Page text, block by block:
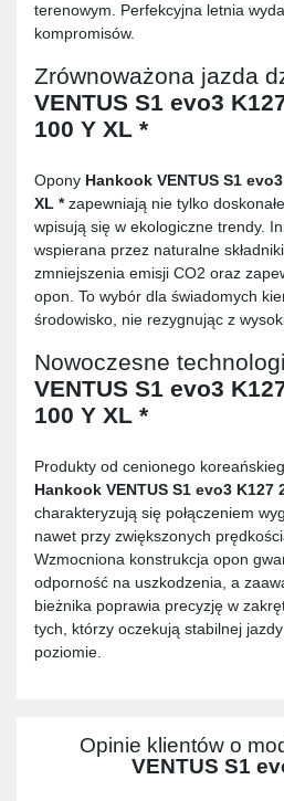
terenowym. Perfekcyjna letnia
kompromisów.
Zrównoważona jazda
VENTUS S1 evo3
100 Y XL *
Opony Hankook VENTUS S1
XL *zapewniają nie tylko
wpisują się w ekologiczne trendy.
wspierana przez naturalne
zmniejszenia emisji CO2 oraz
opon. To wybór dla świadomych
środowisko, nie rezygnując z
Nowoczesne
VENTUS S1 evo3
100 Y XL *
Produkty od cenionego
Hankook VENTUS S1 evo3 K127
charakteryzują się połączeniem
nawet przy zwiększonych
Wzmocniona konstrukcja opon
odporność na uszkodzenia, a
bieżnika poprawia precyzję w
tych, którzy oczekują stabilnej
poziomie.
Opinie klientów o
VENTUS S1